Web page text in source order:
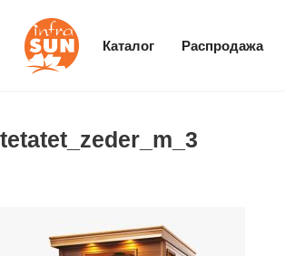
Каталог Распродажа
tetatet_zeder_m_3